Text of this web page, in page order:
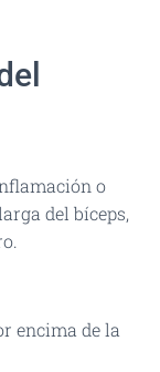
o
del bíceps,
encima de la